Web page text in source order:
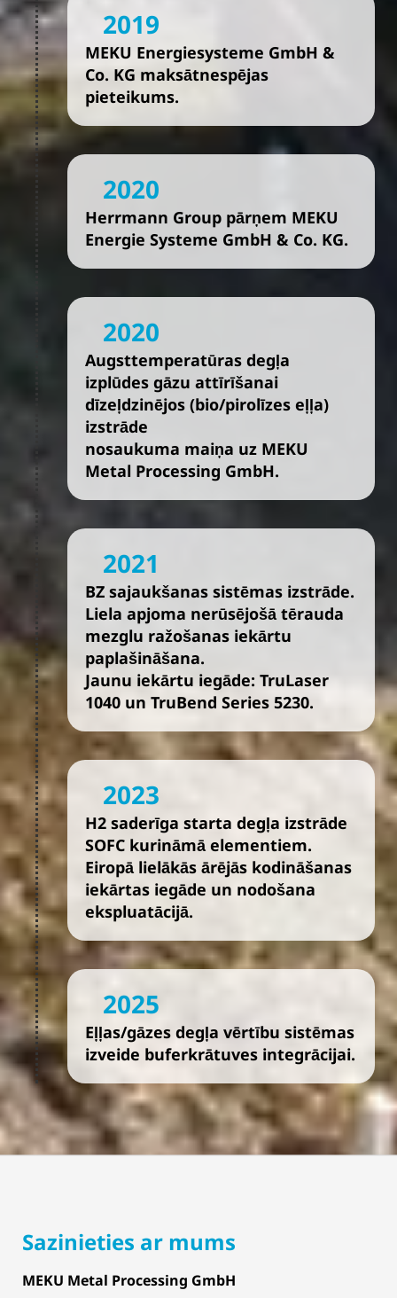
2019
MEKU Energiesysteme GmbH &
Co. KG maksātnespējas
pieteikums.
2020
Herrmann Group pārņem MEKU
Energie Systeme GmbH & Co. KG.
2020
Augsttemperatūras degļa
izplūdes gāzu attīrīšanai
dīzeļdzinējos (bio/pirolīzes eļļa)
izstrāde
nosaukuma maiņa uz MEKU
Metal Processing GmbH.
2021
BZ sajaukšanas sistēmas izstrāde.
Liela apjoma nerūsējošā tērauda
mezglu ražošanas iekārtu
paplašināšana.
Jaunu iekārtu iegāde: TruLaser
1040 un TruBend Series 5230.
2023
H2 saderīga starta degļa izstrāde
SOFC kurināmā elementiem.
Eiropā lielākās ārējās kodināšanas
iekārtas iegāde un nodošana
ekspluatācijā.
2025
Eļļas/gāzes degļa vērtību sistēmas
izveide buferkrātuves integrācijai.
Sazinieties ar mums
MEKU Metal Processing GmbH